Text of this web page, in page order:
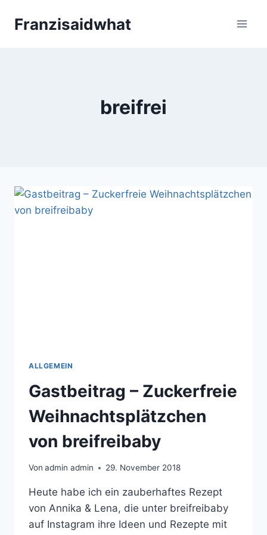
InhaltFranzisaidwhat
breifrei
ALLGEMEIN
Gastbeitrag – Zuckerfreie
Weihnachtsplätzchen
von breifreibaby
Von admin admin 29. November 2018
Heute habe ich ein zauberhaftes Rezept
von Annika & Lena, die unter breifreibaby
auf Instagram ihre Ideen und Rezepte mit